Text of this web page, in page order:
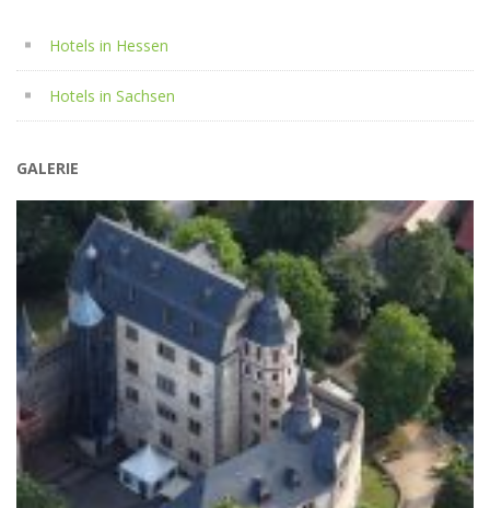
Hotels in Hessen
Hotels in Sachsen
GALERIE